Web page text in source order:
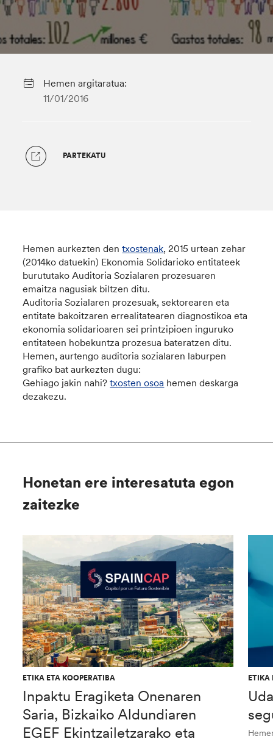
Hemen argitaratua:
11/01/2016
PARTEKATU
Hemen aurkezten dentxostenak, 2015 urtean zehar
(2014ko datuekin) Ekonomia Solidarioko entitateek
burututako Auditoria Sozialaren prozesuaren
emaitza nagusiak biltzen ditu.
Auditoria Sozialaren prozesuak, sektorearen eta
entitate bakoitzaren errealitatearen diagnostikoa eta
ekonomia solidarioaren sei printzipioen inguruko
entitateen hobekuntza prozesua bateratzen ditu.
Hemen, aurtengo auditoria sozialaren laburpen
grafiko bat aurkezten dugu:
Gehiago jakin nahi?txosten osoa hemen deskarga
dezakezu.
Honetan ere interesatuta egon
zaitezke
ETIKA ETA KOOPERATIBA
Inpaktu Eragiketa Onenaren
Saria, Bizkaiko Aldundiaren
EGEF Ekintzailetzarako eta
ETIKA